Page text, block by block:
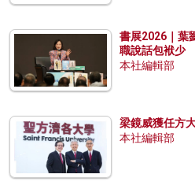
書展2026｜葉
職說話包袱少
本社編輯部
梁鏡威獲任方
本社編輯部